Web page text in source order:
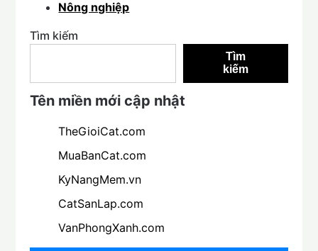
Nông nghiệp
Tìm kiếm
Tìm
kiếm
Tên miền mới cập nhật
TheGioiCat.com
MuaBanCat.com
KyNangMem.vn
CatSanLap.com
VanPhongXanh.com